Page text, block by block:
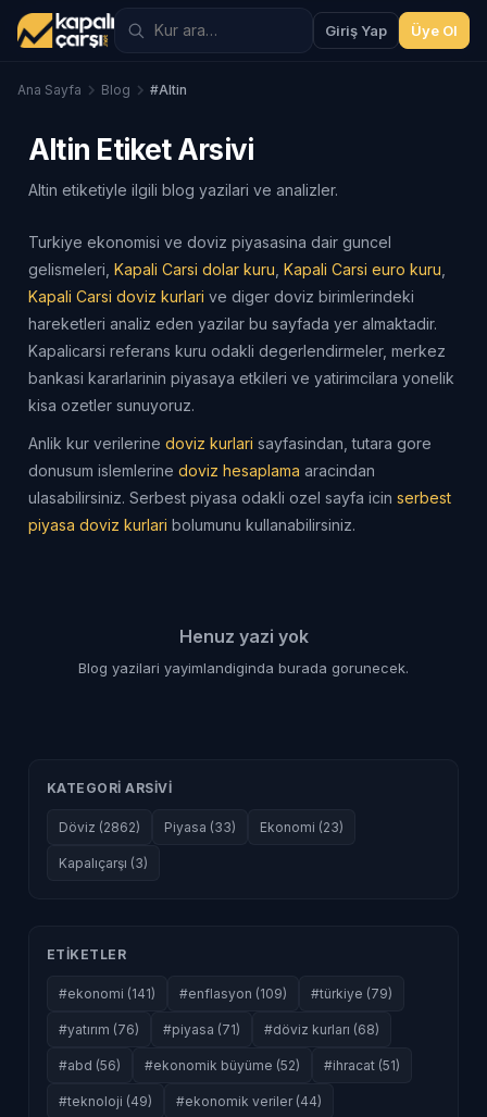
Giriş Yap Üye Ol
Ana Sayfa Blog #Altin
Altin Etiket Arsivi
Altin etiketiyle ilgili blog yazilari ve analizler.
Turkiye ekonomisi ve doviz piyasasina dair guncel
gelismeleri, Kapali Carsi dolar kuru Kapali Carsi euro kuru
Kapali Carsi doviz kurlari ve diger doviz birimlerindeki
hareketleri analiz eden yazilar bu sayfada yer almaktadir.
Kapalicarsi referans kuru odakli degerlendirmeler, merkez
bankasi kararlarinin piyasaya etkileri ve yatirimcilara yonelik
kisa ozetler sunuyoruz.
Anlik kur verilerine doviz kurlari sayfasindan, tutara gore
donusum islemlerine doviz hesaplama aracindan
ulasabilirsiniz. Serbest piyasa odakli ozel sayfa icin serbest
piyasa doviz kurlari bolumunu kullanabilirsiniz.
Henuz yazi yok
Blog yazilari yayimlandiginda burada gorunecek.
KATEGORI ARSIVI
Döviz (2862) Piyasa (33) Ekonomi (23)
Kapalıçarşı (3)
ETIKETLER
#ekonomi (141) #enflasyon (109) #türkiye (79)
#yatırım (76) #piyasa (71) #döviz kurları (68)
#abd (56) #ekonomik büyüme (52) #ihracat (51)
#teknoloji (49) #ekonomik veriler (44)